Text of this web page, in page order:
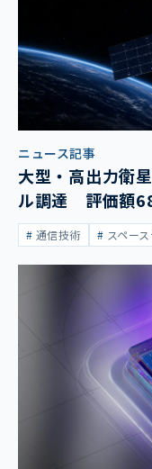
ニュース記事
大型・高出力衛
ル調達 評価額
通信技術 スペー